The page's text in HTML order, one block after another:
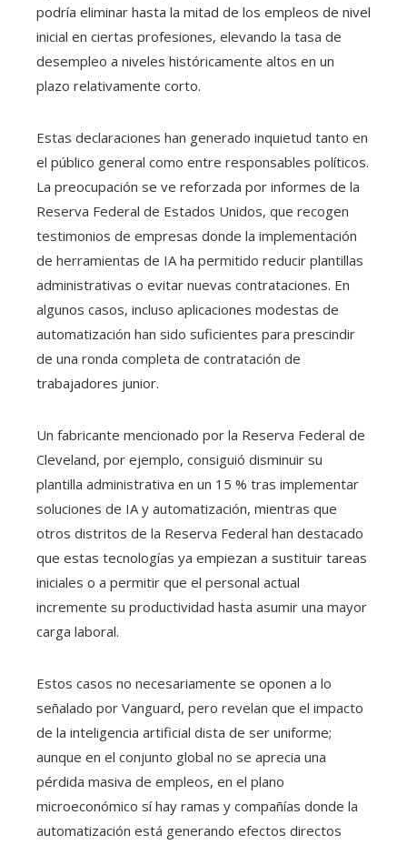
podría eliminar hasta la mitad de los empleos de nivel
inicial en ciertas profesiones, elevando la tasa de
desempleo a niveles históricamente altos en un
plazo relativamente corto.
Estas declaraciones han generado inquietud tanto en
el público general como entre responsables políticos.
La preocupación se ve reforzada por informes de la
Reserva Federal de Estados Unidos, que recogen
testimonios de empresas donde la implementación
de herramientas de IA ha permitido reducir plantillas
administrativas o evitar nuevas contrataciones. En
algunos casos, incluso aplicaciones modestas de
automatización han sido suficientes para prescindir
de una ronda completa de contratación de
trabajadores junior.
Un fabricante mencionado por la Reserva Federal de
Cleveland, por ejemplo, consiguió disminuir su
plantilla administrativa en un 15 % tras implementar
soluciones de IA y automatización, mientras que
otros distritos de la Reserva Federal han destacado
que estas tecnologías ya empiezan a sustituir tareas
iniciales o a permitir que el personal actual
incremente su productividad hasta asumir una mayor
carga laboral.
Estos casos no necesariamente se oponen a lo
señalado por Vanguard, pero revelan que el impacto
de la inteligencia artificial dista de ser uniforme;
aunque en el conjunto global no se aprecia una
pérdida masiva de empleos, en el plano
microeconómico sí hay ramas y compañías donde la
automatización está generando efectos directos